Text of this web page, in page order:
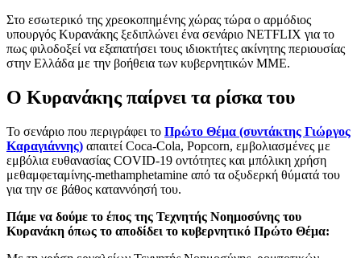
Στο εσωτερικό της χρεοκοπημένης χώρας τώρα ο αρμόδιος
υπουργός Κυρανάκης ξεδιπλώνει ένα σενάριο NETFLIX για το
πως φιλοδοξεί να εξαπατήσει τους ιδιοκτήτες ακίνητης περιουσίας
στην Ελλάδα με την βοήθεια των κυβερνητικών ΜΜΕ.
Ο Κυρανάκης παίρνει τα ρίσκα του
Το σενάριο που περιγράφει το Πρώτο Θέμα (συντάκτης Γιώργος
Καραγιάννης) απαιτεί Coca-Cola, Popcorn, εμβολιασμένες με
εμβόλια ευθανασίας COVID-19 οντότητες και μπόλικη χρήση
μεθαμφεταμίνης-methamphetamine από τα οξυδερκή θύματά του
για την σε βάθος καταννόησή του.
Πάμε να δούμε το έπος της Τεχνητής Νοημοσύνης του
Κυρανάκη όπως το αποδίδει το κυβερνητικό Πρώτο Θέμα: